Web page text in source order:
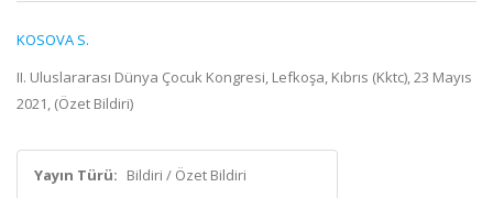
KOSOVA S.
II. Uluslararası Dünya Çocuk Kongresi, Lefkoşa, Kıbrıs (Kktc), 23 Mayıs
2021, (Özet Bildiri)
Yayın Türü: Bildiri / Özet Bildiri